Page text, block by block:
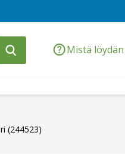
Mistä
(244523)